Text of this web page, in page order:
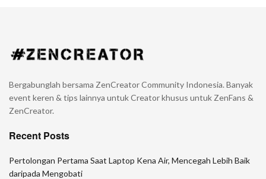
Bergabunglah bersama ZenCreator Community Indonesia. Banyak
event keren & tips lainnya untuk Creator khusus untuk ZenFans &
ZenCreator.
Recent Posts
Pertolongan Pertama Saat Laptop Kena Air, Mencegah Lebih Baik
daripada Mengobati